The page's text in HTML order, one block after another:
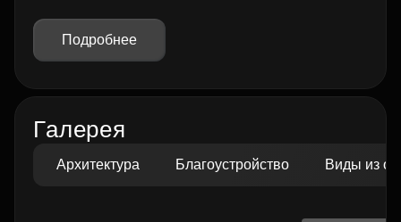
Подробнее
Галерея
Архитектура Благоустройство Виды из